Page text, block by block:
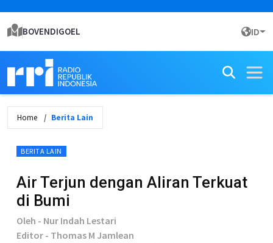
BOVENDIGOEL ID
Home Berita Lain
BERITA LAIN
Air Terjun dengan Aliran Terkuat
di Bumi
Oleh - Nur Indah Lestari
Editor - Thomas M Jamlean